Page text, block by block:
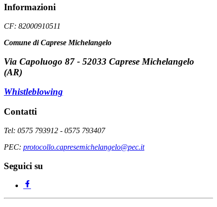
Informazioni
CF: 82000910511
Comune di Caprese Michelangelo
Via Capoluogo 87 - 52033 Caprese Michelangelo
(AR)
Whistleblowing
Contatti
Tel: 0575 793912 - 0575 793407
PEC: protocollo.capresemichelangelo@pec.it
Seguici su